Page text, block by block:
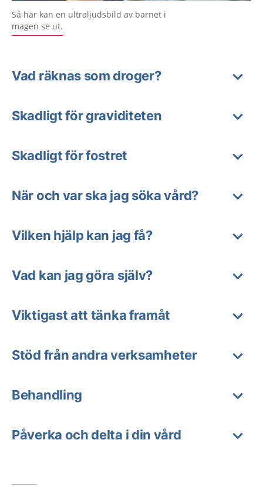
Så här kan en ultraljudsbild av barnet i
magen se ut.
Vad räknas som droger?
Skadligt för graviditeten
Skadligt för fostret
När och var ska jag söka vård?
Vilken hjälp kan jag få?
Vad kan jag göra själv?
Viktigast att tänka framåt
Stöd från andra verksamheter
Behandling
Påverka och delta i din vård